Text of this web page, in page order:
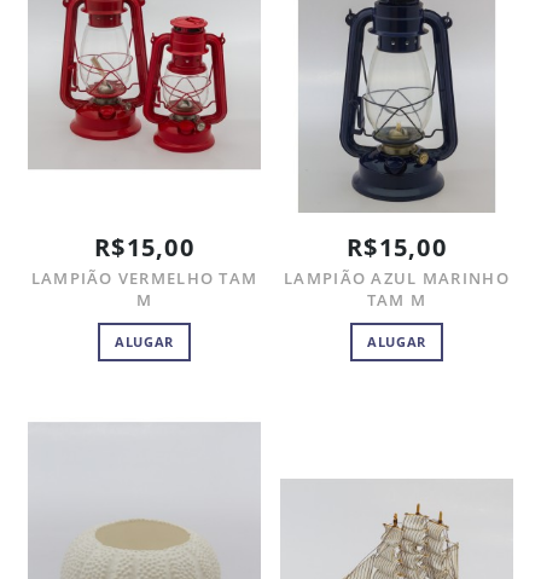
R$15,00
LAMPIÃO VERMELHO TAM
M
ALUGAR
R$15,00
LAMPIÃO AZUL MARINHO
TAM M
ALUGAR